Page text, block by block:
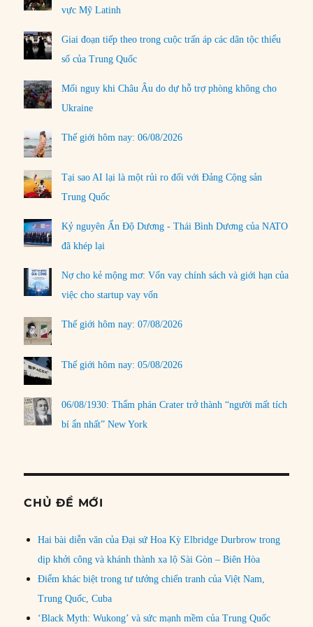
vực Mỹ Latinh
Giai đoạn tiếp theo trong cuộc trấn áp các dân tộc thiểu
số của Trung Quốc
Mối nguy khi Châu Âu do dự hỗ trợ phòng không cho
Ukraine
Thế giới hôm nay: 06/08/2026
Tại sao AI lại là một rủi ro đối với Đảng Cộng sản
Trung Quốc
Kỷ nguyên Ấn Độ Dương - Thái Bình Dương của NATO
đã khép lại
Nợ cho kẻ mộng mơ: Vốn vay chính sách và giới hạn của
việc cho startup vay vốn
Thế giới hôm nay: 07/08/2026
Thế giới hôm nay: 05/08/2026
06/08/1930: Thẩm phán Crater trở thành “người mất tích
bí ẩn nhất” New York
CHỦ ĐỀ MỚI
Hai bài diễn văn của Đại sứ Hoa Kỳ Elbridge Durbrow trong
dịp khởi công và khánh thành xa lộ Sài Gòn – Biên Hòa
Điểm khác biệt trong tư tưởng chiến tranh của Việt Nam,
Trung Quốc, Cuba
‘Black Myth: Wukong’ và sức mạnh mềm của Trung Quốc